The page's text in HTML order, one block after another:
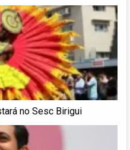
no Sesc Birigui